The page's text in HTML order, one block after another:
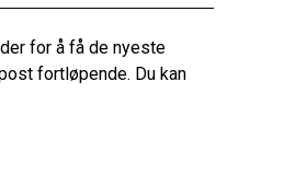
for å få de nyeste
fortløpende. Du kan